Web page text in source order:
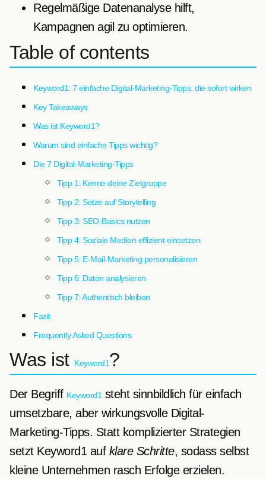
Regelmäßige Datenanalyse hilft,
Kampagnen agil zu optimieren.
Table of contents
Keyword1: 7 einfache Digital-Marketing-Tipps, die sofort wirken
Key Takeaways
Was ist Keyword1?
Warum sind einfache Tipps wichtig?
Die 7 Digital-Marketing-Tipps
Tipp 1: Kenne deine Zielgruppe
Tipp 2: Setze auf Storytelling
Tipp 3: SEO-Basics nutzen
Tipp 4: Soziale Medien effizient einsetzen
Tipp 5: E-Mail-Marketing personalisieren
Tipp 6: Daten analysieren
Tipp 7: Authentisch bleiben
Fazit
Frequently Asked Questions
Was ist Keyword1?
Der Begriff Keyword1 steht sinnbildlich für einfach
umsetzbare, aber wirkungsvolle Digital-
Marketing-Tipps. Statt komplizierter Strategien
setzt Keyword1 auf klare Schritte, sodass selbst
kleine Unternehmen rasch Erfolge erzielen.